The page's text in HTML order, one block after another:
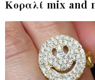
Κοραλί mix and